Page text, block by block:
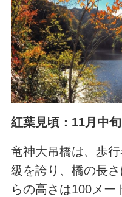
紅葉見頃：11月中
竜神大吊橋は、歩
級を誇り、橋の長
らの高さは100メー